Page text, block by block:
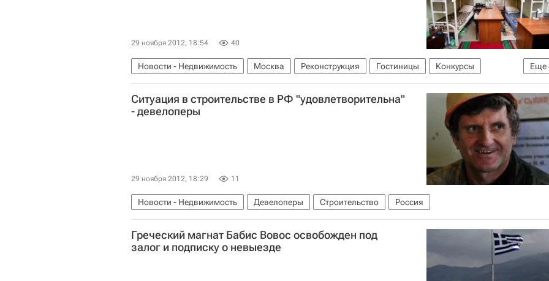
29 ноября 2012, 18:54 40
Еще
Новости - Недвижимость Москва Реконструкция Гостиницы
Конкурсы
Москомстройинвест
Общежития Коммерческая недвижимость Россия
Ситуация в строительстве в РФ "удовлетворительна"
- девелоперы
29 ноября 2012, 18:29 11
Новости - Недвижимость Девелоперы Строительство Россия
Греческий магнат Бабис Вовос освобожден под
залог и подписку о невыезде